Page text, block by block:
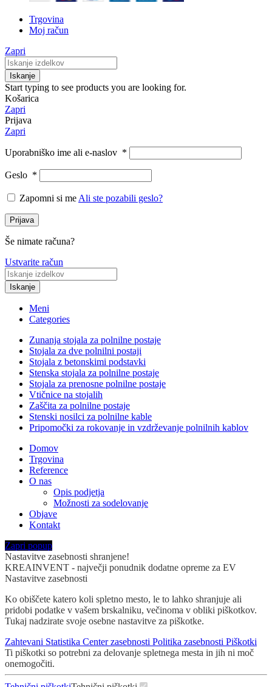
Trgovina
Moj račun
Zapri
Iskanje
Start typing to see products you are looking for.
Košarica
Zapri
Prijava
Zapri
Uporabniško ime ali e-naslov *
Geslo *
Zapomni si me Ali ste pozabili geslo?
Prijava
Še nimate računa?
Ustvarite račun
Iskanje
Meni
Categories
Zunanja stojala za polnilne postaje
Stojala za dve polnilni postaji
Stojala z betonskimi podstavki
Stenska stojala za polnilne postaje
Stojala za prenosne polnilne postaje
Vtičnice na stojalih
Zaščita za polnilne postaje
Stenski nosilci za polnilne kable
Pripomočki za rokovanje in vzdrževanje polnilnih kablov
Domov
Trgovina
Reference
O nas
Opis podjetja
Možnosti za sodelovanje
Objave
Kontakt
Zapri popup
Nastavitve zasebnosti shranjene!
KREAINVENT - največji ponudnik dodatne opreme za EV
Nastavitve zasebnosti
Ko obiščete katero koli spletno mesto, le to lahko shranjuje ali
pridobi podatke v vašem brskalniku, večinoma v obliki piškotkov.
Tukaj nadzirate svoje osebne nastavitve za piškotke.
Zahtevani Statistika Center zasebnosti Politika zasebnosti Piškotki
Ti piškotki so potrebni za delovanje spletnega mesta in jih ni moč
onemogočiti.